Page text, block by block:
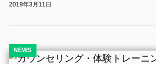
2019年3月11日
NEWS